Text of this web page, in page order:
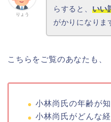
りょう
らすると、 いい
がかりになりま
こちらをご覧のあなたも、
小林尚氏の年齢が
小林尚氏がどんな